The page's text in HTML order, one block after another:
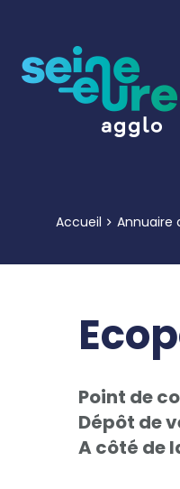
Accueil Annuaire
Point de
Dépôt de
A côté de